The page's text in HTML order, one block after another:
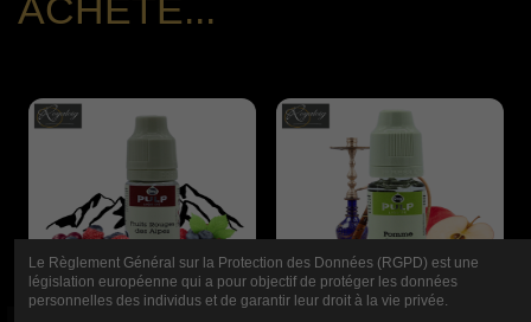
ACHETÉ...
Le Règlement Général sur la Protection des Données (RGPD) est une
législation européenne qui a pour objectif de protéger les données
personnelles des individus et de garantir leur droit à la vie privée.